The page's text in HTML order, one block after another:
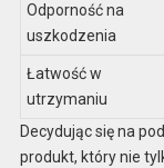
Odporność na
uszkodzenia
Łatwość w
utrzymaniu
Decydując się na
produkt, który nie